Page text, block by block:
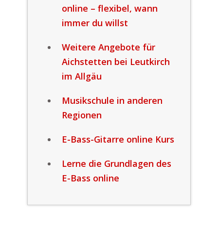
online – flexibel, wann
immer du willst
Weitere Angebote für
Aichstetten bei Leutkirch
im Allgäu
Musikschule in anderen
Regionen
E-Bass-Gitarre online Kurs
Lerne die Grundlagen des
E-Bass online